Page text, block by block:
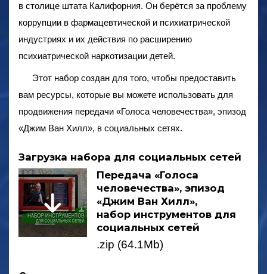
в столице штата Калифорния. Он берётся за проблему
коррупции в фармацевтической и психиатрической
индустриях и их действия по расширению
психиатрической наркотизации детей.
Этот набор создан для того, чтобы предоставить
вам ресурсы, которые вы можете использовать для
продвижения передачи «Голоса человечества», эпизод
«Джим Ван Хилл», в социальных сетях.
Загрузка набора для социальных сетей
Передача «Голоса
человечества», эпизод
«Джим Ван Хилл»,
набор инструментов для
социальных сетей
.zip (64.1Mb)